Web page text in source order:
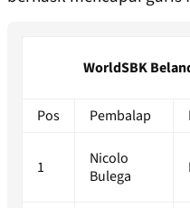
WorldSBK
Pos Pembalap
1
Nicolo
Bulega